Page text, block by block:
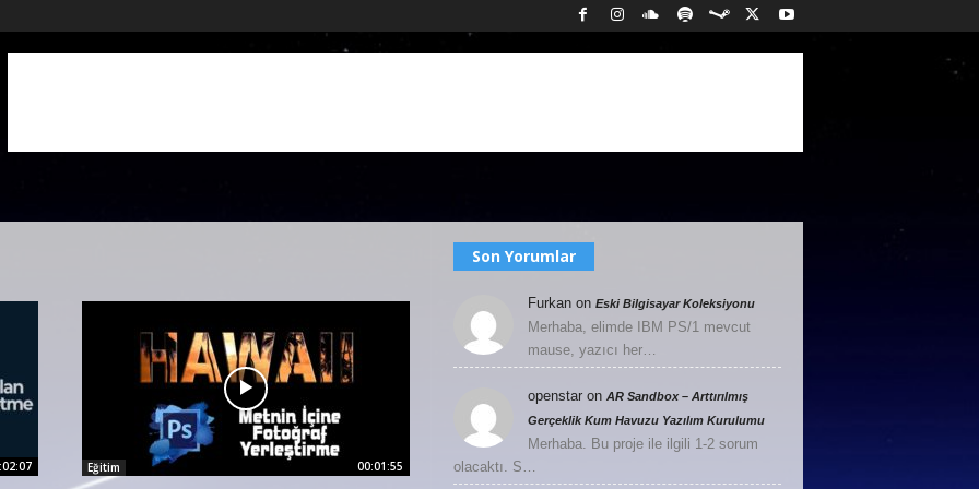
00:01:55
Eğitim
Son Yorumlar
Furkan on Eski Bilgisayar Koleksiyonu
Merhaba, elimde IBM PS/1 mevcut
mause, yazıcı her…
openstar on AR Sandbox – Arttırılmış
Gerçeklik Kum Havuzu Yazılım Kurulumu
Merhaba. Bu proje ile ilgili 1-2 sorum
olacaktı. S…